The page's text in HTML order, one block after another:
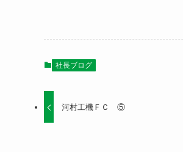
社長ブログ
河村工機ＦＣ ⑤